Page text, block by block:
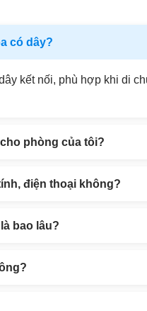
có dây?
kết nối, phù hợp khi di
phòng của tôi?
điện thoại không?
bao lâu?